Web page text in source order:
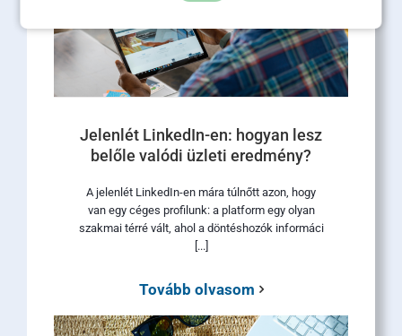
Jelenlét LinkedIn-en: hogyan lesz
belőle valódi üzleti eredmény?
A jelenlét LinkedIn-en mára túlnőtt azon, hogy
van egy céges profilunk: a platform egy olyan
szakmai térré vált, ahol a döntéshozók informáci
[...]
Tovább olvasom